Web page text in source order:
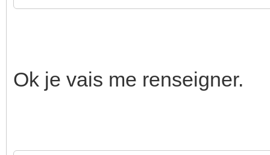
Ok je vais me renseigner.